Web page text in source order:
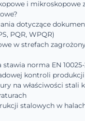
i mikroskopowe
dotyczące
PQR, WPQR)
w strefach
norma EN
kontroli produkcji
na właściwości stali
stalowych w